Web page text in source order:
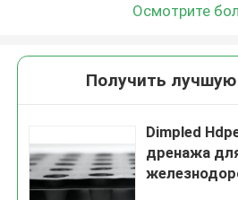
Осмотрите
Получить
Dimpled
дренажа